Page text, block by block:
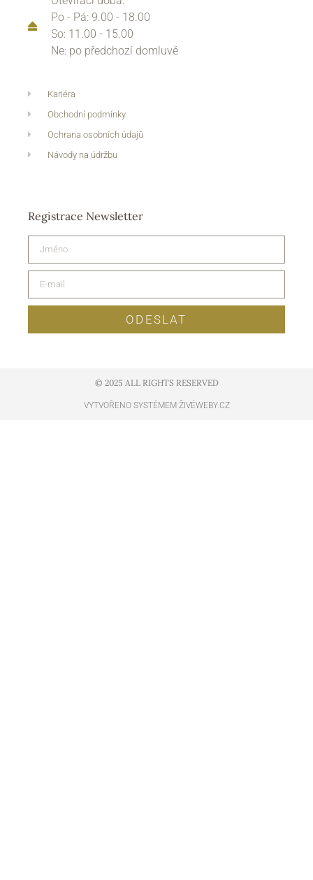
Po - Pá: 9.00 - 18.00
So: 11.00 - 15.00
Ne: po předchozí domluvě
Kariéra
Obchodní podmínky
Ochrana osobních údajů
Návody na údržbu
Registrace Newsletter
ODESLAT
© 2025 ALL RIGHTS RESERVED​
VYTVOŘENO SYSTÉMEM ŽIVÉWEBY.CZ